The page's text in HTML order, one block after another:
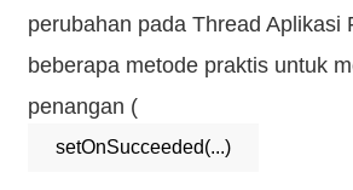
perubahan pada Thread Aplikasi
beberapa metode praktis untuk
penangan (
setOnSucceeded(...)